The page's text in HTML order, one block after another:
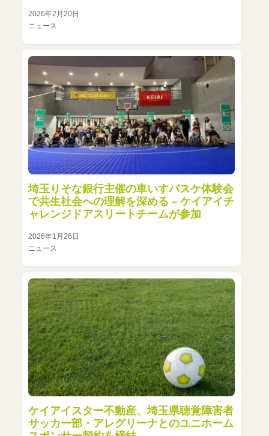
2026年2月20日
ニュース
埼玉りそな銀行主催の車いすバスケ体験会
で共生社会への理解を深める – ケイアイチ
ャレンジドアスリートチームが参加
2026年1月26日
ニュース
ケイアイスター不動産、埼玉県聴覚障害者
サッカー部・アレグリーナとのユニホーム